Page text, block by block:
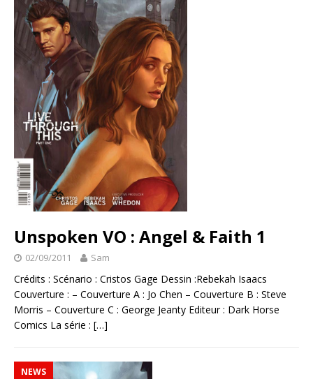
Unspoken VO : Angel & Faith 1
02/09/2011 Sam
Crédits : Scénario : Cristos Gage Dessin :Rebekah Isaacs
Couverture : – Couverture A : Jo Chen – Couverture B : Steve
Morris – Couverture C : George Jeanty Editeur : Dark Horse
Comics La série : […]
NEWS